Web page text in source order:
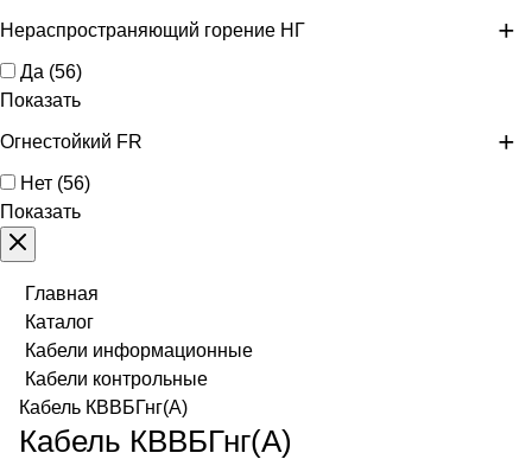
Нераспространяющий горение НГ
Да (56)
Показать
Огнестойкий FR
Нет (56)
Показать
Главная
Каталог
Кабели информационные
Кабели контрольные
Кабель КВВБГнг(А)
Кабель КВВБГнг(А)